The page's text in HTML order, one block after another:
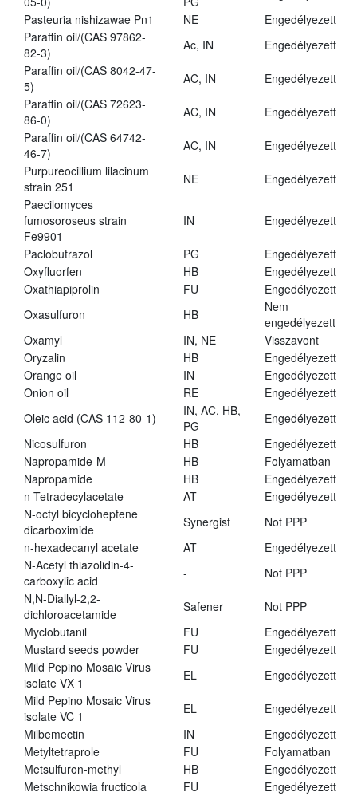
Pasteuria nishizawae Pn1
NE
Engedélyezett
Paraffin oil/(CAS 97862-
82-3)
Ac, IN
Engedélyezett
Paraffin oil/(CAS 8042-47-
5)
AC, IN
Engedélyezett
Paraffin oil/(CAS 72623-
86-0)
AC, IN
Engedélyezett
Paraffin oil/(CAS 64742-
46-7)
AC, IN
Engedélyezett
Purpureocillium lilacinum
strain 251
NE
Engedélyezett
Paecilomyces
fumosoroseus strain
Fe9901
IN Engedélyezett
Paclobutrazol PG
Engedélyezett
Oxyfluorfen
HB
Engedélyezett
Oxathiapiprolin
FU
Engedélyezett
Oxasulfuron
HB
Nem
engedélyezett
Oxamyl
IN, NE
Visszavont
Oryzalin
HB
Engedélyezett
Orange oil
IN
Engedélyezett
Onion oil
RE
Engedélyezett
Oleic acid (CAS 112-80-1)
IN, AC, HB,
PG
Engedélyezett
Nicosulfuron
HB
Engedélyezett
Napropamide-M
HB
Folyamatban
Napropamide
HB
Engedélyezett
n-Tetradecylacetate
AT
Engedélyezett
N-octyl bicycloheptene
dicarboximide
Synergist
Not PPP
n-hexadecanyl acetate
AT
Engedélyezett
N-Acetyl thiazolidin-4-
carboxylic acid
-
Not PPP
N,N-Diallyl-2,2-
dichloroacetamide
Safener
Not PPP
Myclobutanil
FU
Engedélyezett
Mustard seeds powder
FU
Engedélyezett
Mild Pepino Mosaic Virus
isolate VX 1
EL
Engedélyezett
Mild Pepino Mosaic Virus
isolate VC 1
EL
Engedélyezett
Milbemectin
IN
Engedélyezett
Metyltetraprole
FU
Folyamatban
Metsulfuron-methyl
HB
Engedélyezett
Metschnikowia fructicola
FU Engedélyezett